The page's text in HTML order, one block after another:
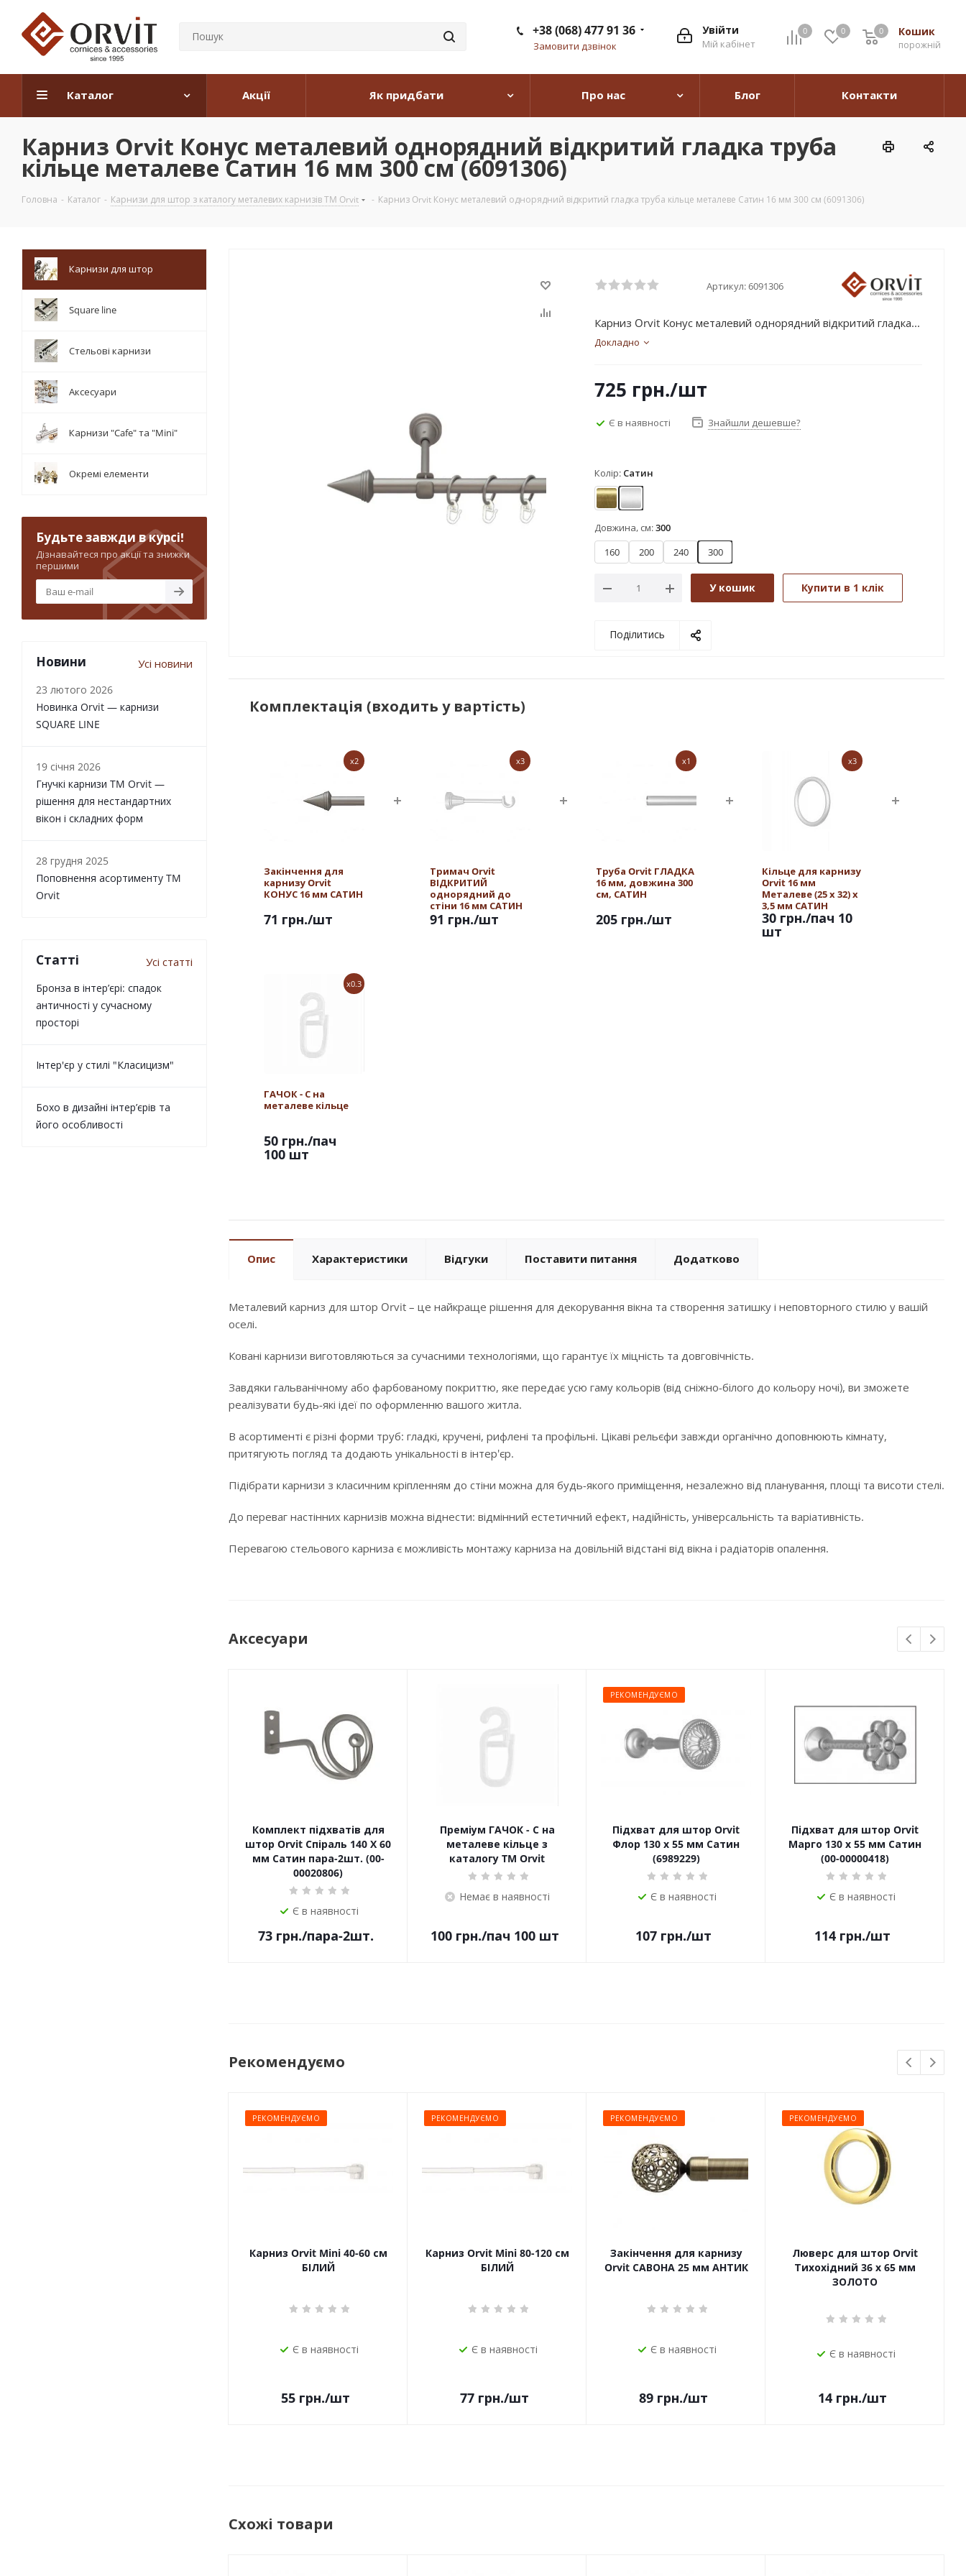
0 0 Кошик
0
порожній
0
Увійти
Мій кабінет
+38 (068) 477 91 36
Замовити дзвінок
Каталог Акції Як придбати Про нас Блог Контакти
Карниз Orvit Конус металевий однорядний відкритий гладка труба
кільце металеве Сатин 16 мм 300 см (6091306)
Головна - Каталог - Карнизи для штор з каталогу металевих карнизів TM Orvit - Карниз Orvit Конус металевий однорядний відкритий гладка труба кільце металеве Сатин 16 мм 300 см (6091306)
Артикул:6091306
Карниз Orvit Конус металевий однорядний відкритий гладка...
Докладно
725 грн./шт
Є в наявності Знайшли дешевше?
Колір: Сатин
АнтикСатин
Довжина, см:300
160
200 240 300
У кошик Купити в 1 клік
Поділитись
Комплектація (входить у вартість)
x2
Закінчення для
карнизу Orvit
КОНУС 16 мм САТИН
71 грн./шт
x3
Тримач Orvit
ВІДКРИТИЙ
однорядний до
стіни 16 мм САТИН
91 грн./шт
x1
Труба Orvit ГЛАДКА
16 мм, довжина 300
см, САТИН
205 грн./шт
x3
Кільце для карнизу
Orvit 16 мм
Металеве (25 х 32) х
3,5 мм САТИН
30 грн./пач 10
шт
x0.3
ГАЧОК - С на
металеве кільце
50 грн./пач
100 шт
Опис Характеристики Відгуки Поставити питання Додатково
Металевий карниз для штор Orvit – це найкраще рішення для декорування вікна та створення затишку і неповторного стилю у вашій
оселі.
Ковані карнизи виготовляються за сучасними технологіями, що гарантує їх міцність та довговічність.
Завдяки гальванічному або фарбованому покриттю, яке передає усю гаму кольорів (від сніжно-білого до кольору ночі), ви зможете
реалізувати будь-які ідеї по оформленню вашого житла.
В асортименті є різні форми труб: гладкі, кручені, рифлені та профільні. Цікаві рельєфи завжди органічно доповнюють кімнату,
притягують погляд та додають унікальності в інтер'єр.
Підібрати карнизи з класичним кріпленням до стіни можна для будь-якого приміщення, незалежно від планування, площі та висоти стелі.
До переваг настінних карнизів можна віднести: відмінний естетичний ефект, надійність, універсальність та варіативність.
Перевагою стельового карниза є можливість монтажу карниза на довільній відстані від вікна і радіаторів опалення.
Аксесуари
Комплект підхватів для
штор Orvit Спіраль 140 Х 60
мм Сатин пара-2шт. (00-
00020806)
Є в наявності
73грн./пара-2шт.
Преміум ГАЧОК - С на
металеве кільце з
каталогу TM Orvit
Немає в наявності
100грн./пач 100 шт
РЕКОМЕНДУЄМО
Підхват для штор Orvit
Флор 130 х 55 мм Сатин
(6989229)
Є в наявності
107 грн./шт
Підхват для штор Orvit
Марго 130 х 55 мм Сатин
(00-00000418)
Є в наявності
114 грн./шт
Рекомендуємо
РЕКОМЕНДУЄМО
Карниз Orvit Mini 40-60 см
БІЛИЙ
Є в наявності
55 грн./шт
РЕКОМЕНДУЄМО
Карниз Orvit Mini 80-120 см
БІЛИЙ
Є в наявності
77 грн./шт
РЕКОМЕНДУЄМО
Закінчення для карнизу
Orvit САВОНА 25 мм АНТИК
Є в наявності
89 грн./шт
РЕКОМЕНДУЄМО
Люверс для штор Orvit
Тихохідний 36 х 65 мм
ЗОЛОТО
Є в наявності
14 грн./шт
Схожі товари
Карнизи для штор
Square line
Стельові карнизи
Аксесуари
Карнизи "Cafe" та "Mini"
Окремі елементи
Будьте завжди в курсі!
Дізнавайтеся про акції та знижки
першими
Новини Усі новини
23 лютого 2026
Новинка Orvit — карнизи
SQUARE LINE
19 січня 2026
Гнучкі карнизи TM Orvit —
рішення для нестандартних
вікон і складних форм
28 грудня 2025
Поповнення асортименту TM
Orvit
Статті Усі статті
Бронза в інтер’єрі: спадок
античності у сучасному
просторі
Інтер'єр у стилі "Класицизм"
Бохо в дизайні інтер’єрів та
його особливості